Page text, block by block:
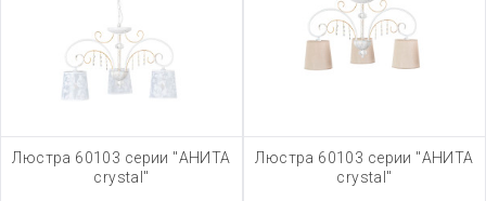
Люстра 60103 серии "АНИТА
crystal"
Люстра 60103 серии "АНИТА
crystal"